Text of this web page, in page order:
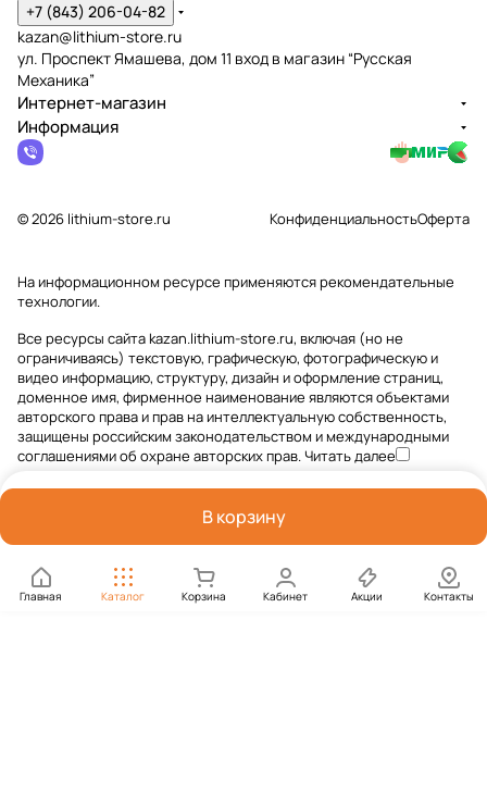
В корзину
Главная Каталог Корзина Кабинет Акции Контакты
+7 (843) 206-04-82
kazan@lithium-store.ru
ул. Проспект Ямашева, дом 11 вход в магазин “Русская
Механика”
Интернет-магазин
Информация
© 2026 lithium-store.ru КонфиденциальностьОферта
На информационном ресурсе применяютсярекомендательные
технологии.
Все ресурсы сайта kazan.lithium-store.ru, включая (но не
ограничиваясь) текстовую, графическую, фотографическую и
видео информацию, структуру, дизайн и оформление страниц,
доменное имя, фирменное наименование являются объектами
авторского права и прав на интеллектуальную собственность,
защищены российским законодательством и международными
соглашениями об охране авторских прав.Читать далее